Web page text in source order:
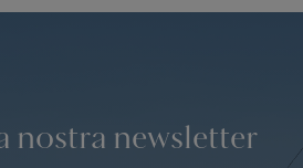
nostra newsletter